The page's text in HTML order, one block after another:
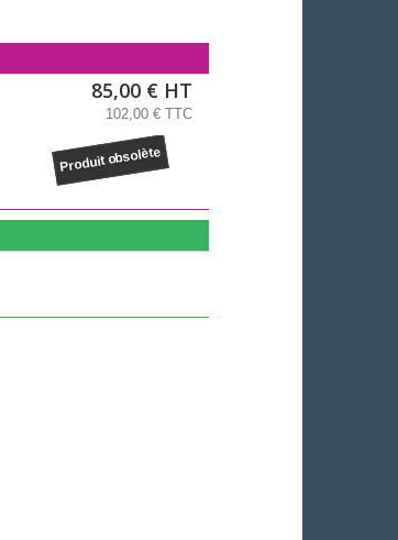
85,00 € HT
102,00 € TTC
Produit obsolète